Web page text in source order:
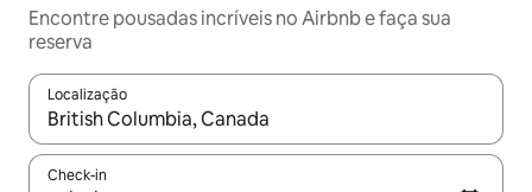
Encontre pousadas incríveis no Airbnb e faça sua
reserva
Localização
Quando os resultados estiverem disponíveis, explore-os
Check-in